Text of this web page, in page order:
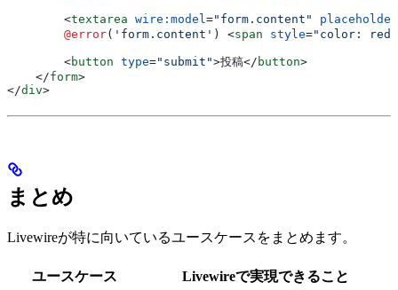
        <
textarea wire:model="form.content"
placeholder
        @error
( 'form.content' ) <span style="color:
        <
button type="submit">投稿</ button>
    </
form>
</div>
まとめ
Livewireが特に向いているユースケースをまとめます。
ユースケース Livewireで実現できること